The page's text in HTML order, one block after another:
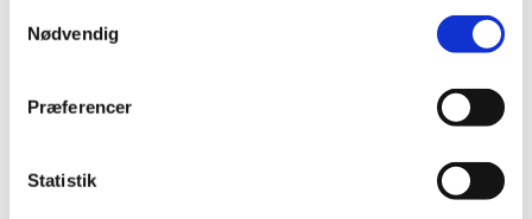
Nødvendig
Præferencer
Statistik
✅ Reduserer svevestøv og forbedrer luftkvaliteten
askeartikler, slik at de ikke slipper ut i atmosfæren.
Filteret monteres direkte på røykkanalen eller